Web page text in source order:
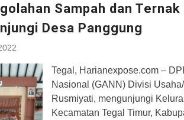
Sampah dan
Desa Panggung
Tegal, Harianexpose.com –
Nasional (GANN) Divisi
Rusmiyati, mengunjungi
Kecamatan Tegal Timur,